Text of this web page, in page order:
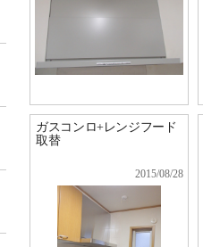
ガスコンロ+レンジフード
取替
2015/08/28